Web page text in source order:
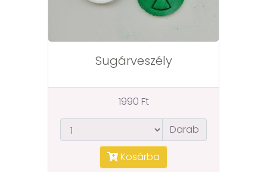
Sugárveszély
1990 Ft
Darab
Kosárba